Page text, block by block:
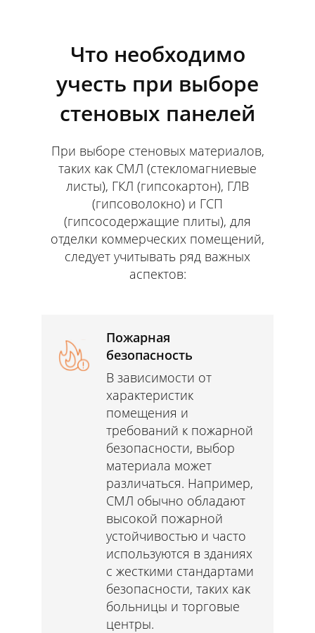
Что необходимо
учесть при выборе
стеновых панелей
При выборе стеновых материалов,
таких как СМЛ (стекломагниевые
листы), ГКЛ (гипсокартон), ГЛВ
(гипсоволокно) и ГСП
(гипсосодержащие плиты), для
отделки коммерческих помещений,
следует учитывать ряд важных
аспектов:
Пожарная
безопасность
В зависимости от
характеристик
помещения и
требований к пожарной
безопасности, выбор
материала может
различаться. Например,
СМЛ обычно обладают
высокой пожарной
устойчивостью и часто
используются в зданиях
с жесткими стандартами
безопасности, таких как
больницы и торговые
центры.